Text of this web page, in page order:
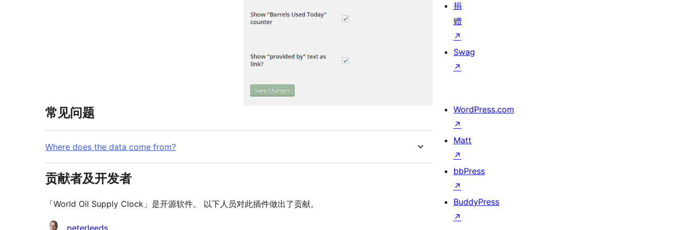
常见问题
Where does the data come from?
贡献者及开发者
「World Oil Supply Clock」是开源软件。 以下人员对此插件做出了贡献。
贡
捐
赠
↗
Swag
↗
WordPress.com
↗
Matt
↗
bbPress
↗
BuddyPress
↗